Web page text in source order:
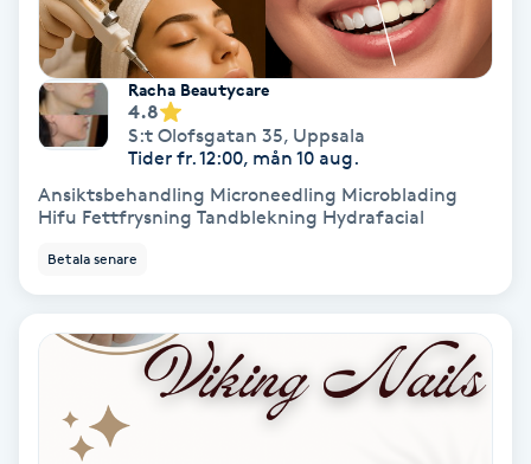
Personlig tränare
Picolaser
Piercing
Pigmentbehandling
Plastikkirurgi
Powder brows
Racha Beautycare
4.8
S:t Olofsgatan 35, Uppsala
Tider fr. 12:00, mån 10 aug.
Ansiktsbehandling Microneedling Microblading
Hifu Fettfrysning Tandblekning Hydrafacial
Betala senare